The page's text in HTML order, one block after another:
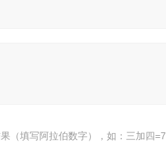
（填写阿拉伯数字），如：三加四=7